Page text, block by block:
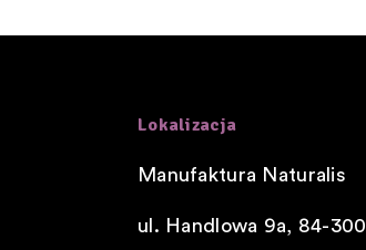
Lokalizacja
Manufaktura Naturalis
ul. Handlowa 9a, 84-300